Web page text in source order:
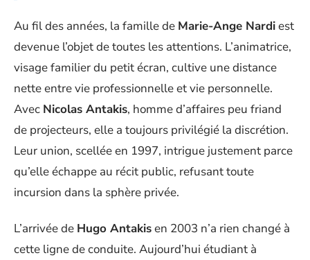
Au fil des années, la famille de Marie-Ange Nardiest
devenue l’objet de toutes les attentions. L’animatrice,
visage familier du petit écran, cultive une distance
nette entre vie professionnelle et vie personnelle.
Avec Nicolas Antakis, homme d’affaires peu friand
de projecteurs, elle a toujours privilégié la discrétion.
Leur union, scellée en 1997, intrigue justement parce
qu’elle échappe au récit public, refusant toute
incursion dans la sphère privée.
L’arrivée de Hugo Antakisen 2003 n’a rien changé à
cette ligne de conduite. Aujourd’hui étudiant à